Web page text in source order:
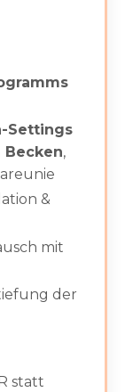
Settings
Becken,
&
mit
der
statt